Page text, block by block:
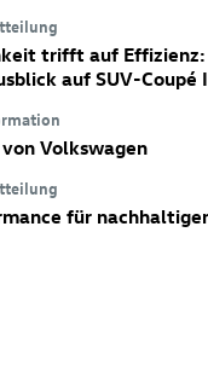
trifft auf Effizienz:
auf SUV-Coupé
von Volkswagen
für